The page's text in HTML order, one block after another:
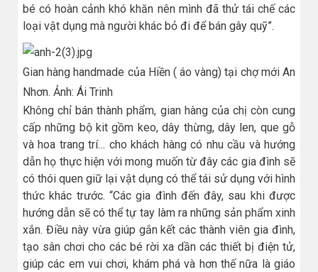
bé có hoàn cảnh khó khăn nên mình đã thử tái chế các
loại vật dụng mà người khác bỏ đi để bán gây quỹ”.
Gian hàng handmade của Hiền ( áo vàng) tại chợ mới An
Nhơn. Ảnh: Ái Trinh
Không chỉ bán thành phẩm, gian hàng của chị còn cung
cấp những bộ kit gồm keo, dây thừng, dây len, que gỗ
và hoa trang trí… cho khách hàng có nhu cầu và hướng
dẫn họ thực hiện với mong muốn từ đây các gia đình sẽ
có thói quen giữ lại vật dụng có thể tái sử dụng với hình
thức khác trước. “Các gia đình đến đây, sau khi được
hướng dẫn sẽ có thể tự tay làm ra những sản phẩm xinh
xắn. Điều này vừa giúp gắn kết các thành viên gia đình,
tạo sân chơi cho các bé rời xa dần các thiết bị điện tử,
giúp các em vui chơi, khám phá và hơn thế nữa là giáo